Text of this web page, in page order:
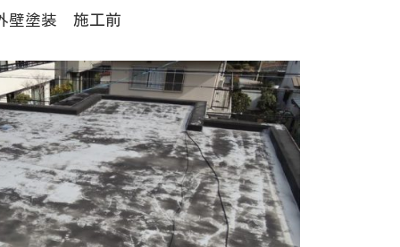
壁塗装 施工前